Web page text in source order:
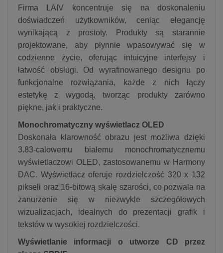
Firma LAIV koncentruje się na doskonaleniu
doświadczeń użytkowników, ceniąc elegancję
wynikającą z prostoty. Produkty są starannie
projektowane, aby płynnie wpasowywać się w
codzienne życie, oferując intuicyjne interfejsy i
łatwość obsługi. Od wyrafinowanego designu po
funkcjonalne rozwiązania, każde z nich łączy
estetykę z wygodą, tworząc produkty zarówno
piękne, jak i praktyczne.
Monochromatyczny wyświetlacz OLED
Doskonała klarowność obrazu jest możliwa dzięki
3.83-calowemu białemu monochromatycznemu
wyświetlaczowi OLED, zastosowanemu w Harmony
DAC. Wyświetlacz oferuje rozdzielczość 320 x 132
pikseli oraz 16-bitową skalę szarości, co pozwala na
zanurzenie się w niezwykle szczegółowych
wizualizacjach, idealnych do prezentacji grafik i
tekstów w wysokiej rozdzielczości.
Wyświetlanie informacji o utworze CD przez